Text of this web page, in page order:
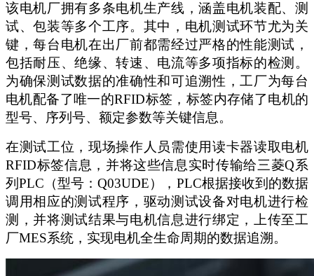
该电机厂拥有多条电机生产线，涵盖电机装配、测
试、包装等多个工序。其中，电机测试环节尤为关
键，每台电机在出厂前都需经过严格的性能测试，
包括耐压、绝缘、转速、电流等多项指标的检测。
为确保测试数据的准确性和可追溯性，工厂为每台
电机配备了唯一的RFID标签，标签内存储了电机的
型号、序列号、额定参数等关键信息。
在测试工位，现场操作人员需使用读卡器读取电机
RFID标签信息，并将这些信息实时传输给三菱Q系
列PLC（型号：Q03UDE）， PLC根据接收到的数据
调用相应的测试程序，驱动测试设备对电机进行检
测，并将测试结果与电机信息进行绑定，上传至工
厂MES系统，实现电机全生命周期的数据追溯。